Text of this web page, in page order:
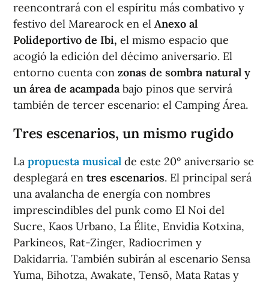
reencontrará con el espíritu más combativo y
festivo del Marearock en el Anexo al
Polideportivo de Ibi, el mismo espacio que
acogió la edición del décimo aniversario. El
entorno cuenta con zonas de sombra natural y
un área de acampada bajo pinos que servirá
también de tercer escenario: el Camping Área.
Tres escenarios, un mismo rugido
La propuesta musical de este 20º aniversario se
desplegará en tres escenarios. El principal será
una avalancha de energía con nombres
imprescindibles del punk como El Noi del
Sucre, Kaos Urbano, La Élite, Envidia Kotxina,
Parkineos, Rat-Zinger, Radiocrimen y
Dakidarria. También subirán al escenario Sensa
Yuma, Bihotza, Awakate, Tensö, Mata Ratas y